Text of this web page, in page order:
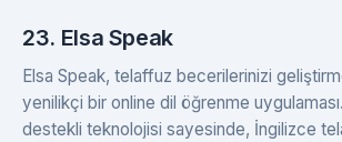
23. Elsa Speak
Elsa Speak, telaffuz becerilerinizi
yenilikçi bir online dil öğrenme
destekli teknolojisi sayesinde, İngilizce